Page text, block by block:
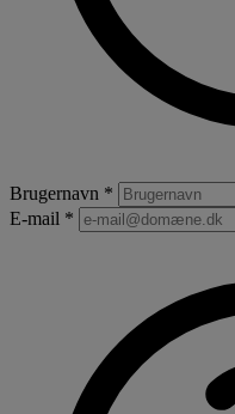
Brugernavn *
E-mail *